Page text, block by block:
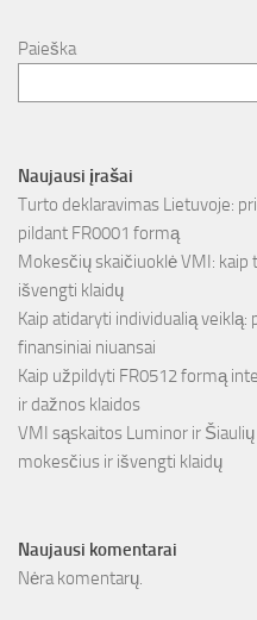
Paieška
Naujausi įrašai
Turto deklaravimas Lietuvoje:
pildant FR0001 formą
Mokesčių skaičiuoklė VMI: kaip
išvengti klaidų
Kaip atidaryti individualią
finansiniai niuansai
Kaip užpildyti FR0512 formą
ir dažnos klaidos
VMI sąskaitos Luminor ir
mokesčius ir išvengti klaidų
Naujausi komentarai
Nėra komentarų.